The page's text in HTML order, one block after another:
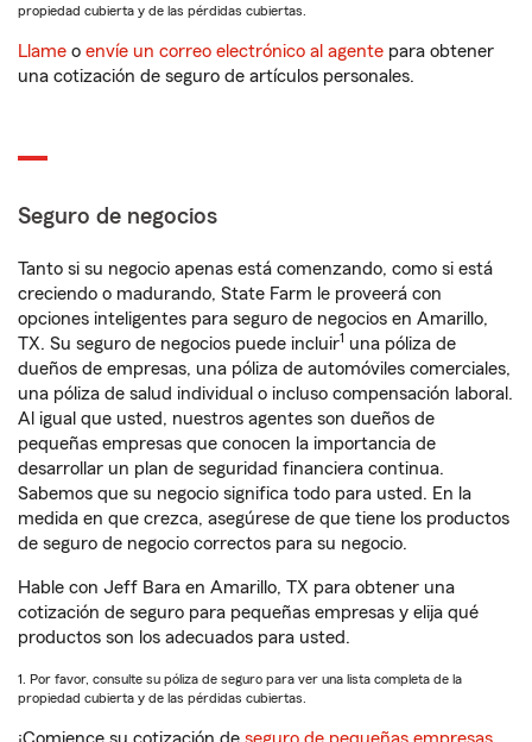
propiedad cubierta y de las pérdidas cubiertas.
Llame o envíe un correo electrónico al agente para obtener
una cotización de seguro de artículos personales.
Seguro de negocios
Tanto si su negocio apenas está comenzando, como si está
creciendo o madurando, State Farm le proveerá con
opciones inteligentes para seguro de negocios en Amarillo,
TX. Su seguro de negocios puede incluir1 una póliza de
dueños de empresas, una póliza de automóviles comerciales,
una póliza de salud individual o incluso compensación laboral.
Al igual que usted, nuestros agentes son dueños de
pequeñas empresas que conocen la importancia de
desarrollar un plan de seguridad financiera continua.
Sabemos que su negocio significa todo para usted. En la
medida en que crezca, asegúrese de que tiene los productos
de seguro de negocio correctos para su negocio.
Hable con Jeff Bara en Amarillo, TX para obtener una
cotización de seguro para pequeñas empresas y elija qué
productos son los adecuados para usted.
1. Por favor, consulte su póliza de seguro para ver una lista completa de la
propiedad cubierta y de las pérdidas cubiertas.